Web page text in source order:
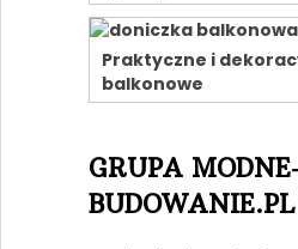
Praktyczne i
balkonowe
GRUPA